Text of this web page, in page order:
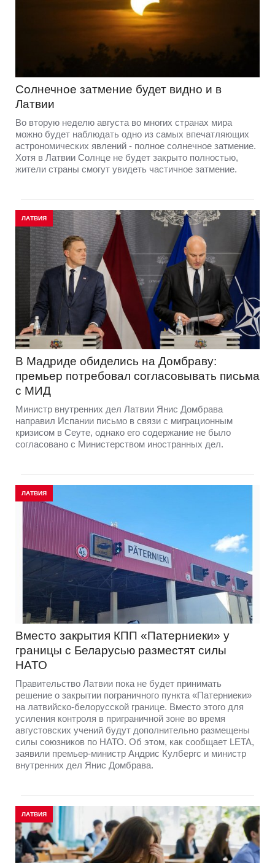
Солнечное затмение будет видно и в
Латвии
Во вторую неделю августа во многих странах мира
можно будет наблюдать одно из самых впечатляющих
астрономических явлений - полное солнечное затмение.
Хотя в Латвии Солнце не будет закрыто полностью,
жители страны смогут увидеть частичное затмение.
ЛАТВИЯ
В Мадриде обиделись на Домбраву:
премьер потребовал согласовывать письма
с МИД
Министр внутренних дел Латвии Янис Домбрава
направил Испании письмо в связи с миграционным
кризисом в Сеуте, однако его содержание не было
согласовано с Министерством иностранных дел.
ЛАТВИЯ
Вместо закрытия КПП «Патерниеки» у
границы с Беларусью разместят силы
НАТО
Правительство Латвии пока не будет принимать
решение о закрытии пограничного пункта «Патерниеки»
на латвийско-белорусской границе. Вместо этого для
усиления контроля в приграничной зоне во время
августовских учений будут дополнительно размещены
силы союзников по НАТО. Об этом, как сообщает LETA,
заявили премьер-министр Андрис Кулбергс и министр
внутренних дел Янис Домбрава.
ЛАТВИЯ